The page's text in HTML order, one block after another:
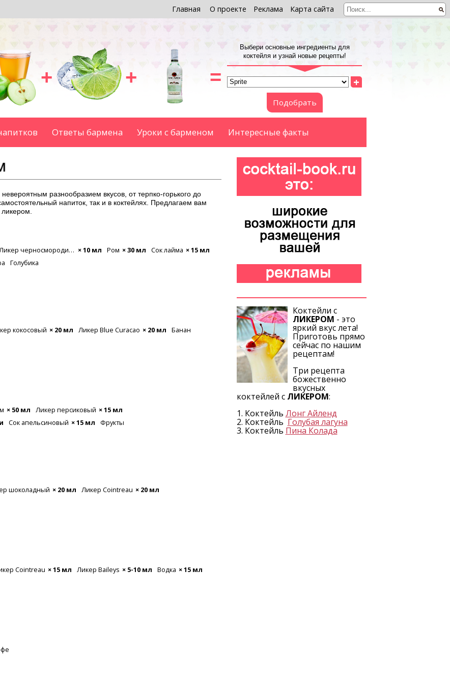
Главная О проекте Реклама Карта сайта
+ + =
Выбери основные ингредиенты для
коктейля и узнай новые рецепты!
+
Подобрать
Ответы бармена Уроки с барменом Интересные факты
разнообразием вкусов, от терпко-горького до
напиток, так и в коктейлях. Предлагаем вам
ликером.
Ликер черносмородиновый × 10 мл Ром × 30 мл Сок лайма × 15 мл
Голубика
кокосовый × 20 мл Ликер Blue Curacao × 20 мл Банан
× 50 мл Ликер персиковый × 15 мл
Сок апельсиновый × 15 мл Фрукты
шоколадный × 20 мл Ликер Cointreau × 20 мл
Cointreau × 15 мл Ликер Baileys × 5-10 мл Водка × 15 мл
Коктейли с
ЛИКЕРОМ - это
яркий вкус лета!
Приготовь прямо
сейчас по нашим
рецептам!
Три рецепта
божественно
вкусных
коктейлей с ЛИКЕРОМ:
1. Коктейль Лонг Айленд
2. Коктейль Голубая лагуна
3. Коктейль Пина Колада